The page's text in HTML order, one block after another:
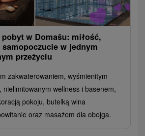
w Domašu: miłość,
w jednym
przeżyciu
zakwaterowaniem, wyśmienitym
nielimitowanym wellness i basenem,
pokoju, butelką wina
oraz masażem dla obojga.